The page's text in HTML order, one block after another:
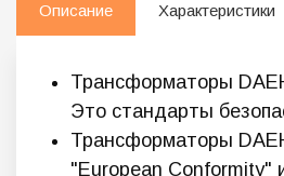
Описание Характеристики
Трансформаторы
Это стандарты
Трансформаторы
"European Conformity"